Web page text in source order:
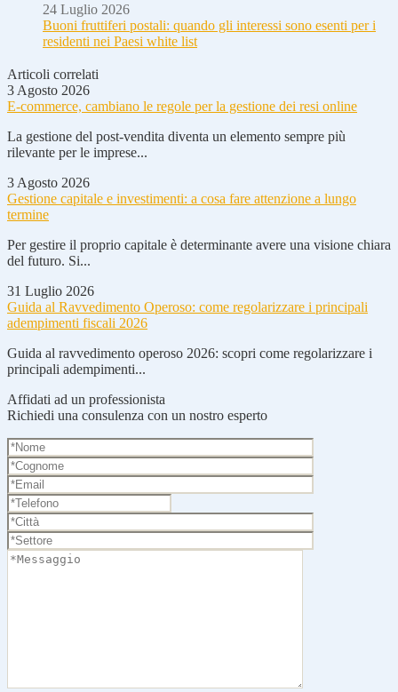
24 Luglio 2026
Buoni fruttiferi postali: quando gli interessi sono esenti per i
residenti nei Paesi white list
Articoli correlati
3 Agosto 2026
E-commerce, cambiano le regole per la gestione dei resi online
La gestione del post-vendita diventa un elemento sempre più
rilevante per le imprese...
3 Agosto 2026
Gestione capitale e investimenti: a cosa fare attenzione a lungo
termine
Per gestire il proprio capitale è determinante avere una visione chiara
del futuro. Si...
31 Luglio 2026
Guida al Ravvedimento Operoso: come regolarizzare i principali
adempimenti fiscali 2026
Guida al ravvedimento operoso 2026: scopri come regolarizzare i
principali adempimenti...
Affidati ad un professionista
Richiedi una consulenza con un nostro esperto